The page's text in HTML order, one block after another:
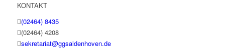
KONTAKT
(02464) 8435
(02464) 4208
sekretariat@ggsaldenhoven.de